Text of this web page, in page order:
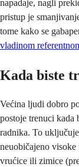
napadaje, nagli
pristup je
tome kako se
vladinom
Kada biste
Većina ljudi dobro
postoje trenuci kada
radnika. To
neuobičajeno
vrućice ili zimice